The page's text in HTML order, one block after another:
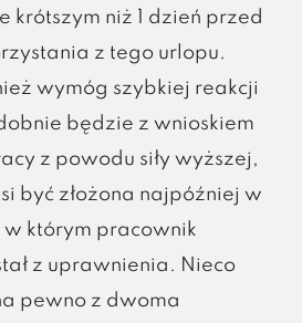
krótszym niż 1 dzień przed
z tego urlopu.
wymóg szybkiej reakcji
będzie z wnioskiem
z powodu siły wyższej,
być złożona najpóźniej w
w którym pracownik
z uprawnienia. Nieco
pewno z dwoma